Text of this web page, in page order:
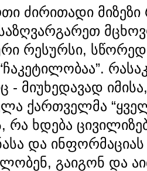
ძირითადი
რესურსი,
- მიუხედავად
ქართველმა
რა ხდება
და
გაიგონ და